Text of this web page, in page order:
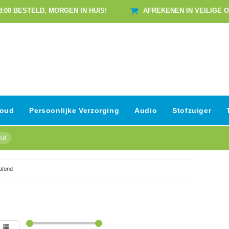
BESTELD, MORGEN IN HUIS! AFREKENEN IN VEILIGE
Persoonlijke Verzorging Audio Stofzuiger